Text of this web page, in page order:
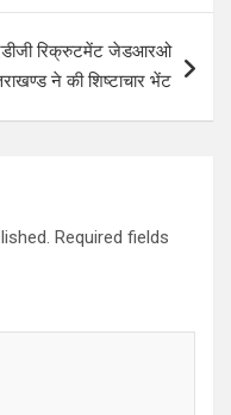
रिक्रुटमेंट जेडआरओ
ने की शिष्टाचार भेंट
Required fields